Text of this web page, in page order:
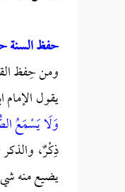
حفظ السنة
ومن حِفظ
يقول
وَلَا يَسْمَعُ
ذِكْرٌ،
يضيع منه